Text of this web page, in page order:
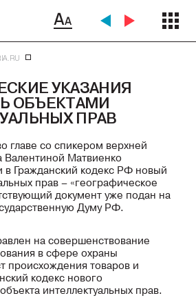
УКАЗАНИЯ
ОБЪЕКТАМИ
ПРАВ
главе со спикером верхней
Валентиной Матвиенко
в Гражданский кодекс РФ новый
прав – «географическое
документ уже подан на
Думу РФ.
на совершенствование
в сфере охраны
происхождения товаров и
кодекс нового
интеллектуальных прав.